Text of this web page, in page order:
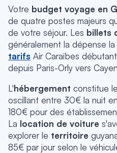
Votre budget voyage en
de quatre postes majeurs
de votre séjour. Les billets
généralement la dépense
tarifs Air Caraïbes
depuis Paris-Orly vers
L'hébergement constitue
oscillant entre 30€ la nuit
180€ pour des
La location de voiture
explorer le territoire
85€ par jour selon le